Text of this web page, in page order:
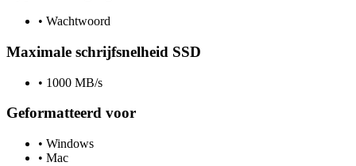
• Wachtwoord
Maximale schrijfsnelheid SSD
• 1000 MB/s
Geformatteerd voor
• Windows
• Mac